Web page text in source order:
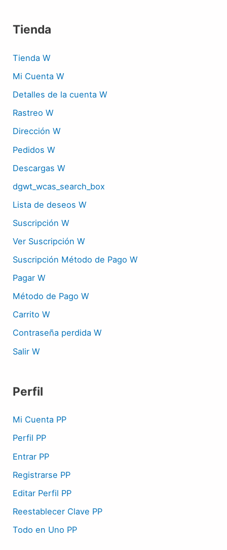
Tienda
Tienda W
Mi Cuenta W
Detalles de la cuenta W
Rastreo W
Dirección W
Pedidos W
Descargas W
dgwt_wcas_search_box
Lista de deseos W
Suscripción W
Ver Suscripción W
Suscripción Método de Pago W
Pagar W
Método de Pago W
Carrito W
Contraseña perdida W
Salir W
Perfil
Mi Cuenta PP
Perfil PP
Entrar PP
Registrarse PP
Editar Perfil PP
Reestablecer Clave PP
Todo en Uno PP